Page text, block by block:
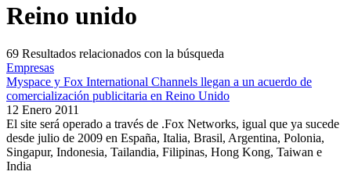
Reino unido
69 Resultados relacionados con la búsqueda
Empresas
Myspace y Fox International Channels llegan a un acuerdo de
comercialización publicitaria en Reino Unido
12 Enero 2011
El site será operado a través de .Fox Networks, igual que ya sucede
desde julio de 2009 en España, Italia, Brasil, Argentina, Polonia,
Singapur, Indonesia, Tailandia, Filipinas, Hong Kong, Taiwan e
India